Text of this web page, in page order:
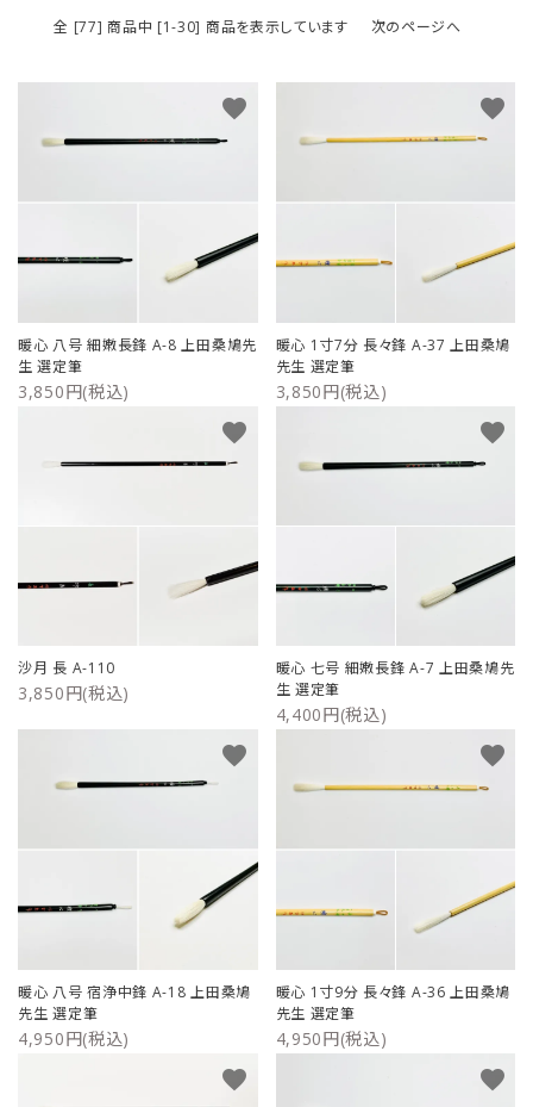
全 [77] 商品中 [1-30] 商品を表示しています
次のページへ
暖心 八号 細嫩長鋒 A-8 上田桑鳩先
生 選定筆
3,850円(税込)
favorite
暖心 1寸7分 長々鋒 A-37 上田桑鳩
先生 選定筆
3,850円(税込)
favorite
沙月 長 A-110
3,850円(税込)
favorite
暖心 七号 細嫩長鋒 A-7 上田桑鳩先
生 選定筆
4,400円(税込)
favorite
暖心 八号 宿浄中鋒 A-18 上田桑鳩
先生 選定筆
4,950円(税込)
favorite
暖心 1寸9分 長々鋒 A-36 上田桑鳩
先生 選定筆
4,950円(税込)
favorite
favorite favorite